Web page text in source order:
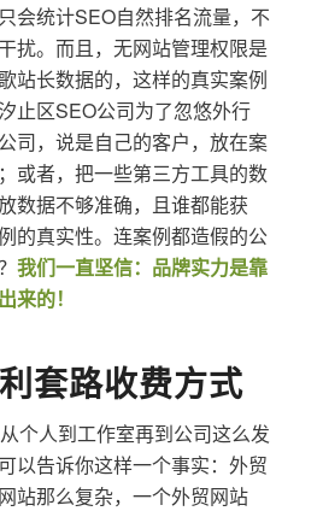
会统计SEO自然排名流量，不
扰。而且，无网站管理权限是
站长数据的，这样的真实案例
止区SEO公司为了忽悠外行
司，说是自己的客户，放在案
或者，把一些第三方工具的数
数据不够准确，且谁都能获
的真实性。连案例都造假的公
我们一直坚信：品牌实力是靠
来的！
套路收费方式
个人到工作室再到公司这么发
以告诉你这样一个事实：外贸
站那么复杂，一个外贸网站